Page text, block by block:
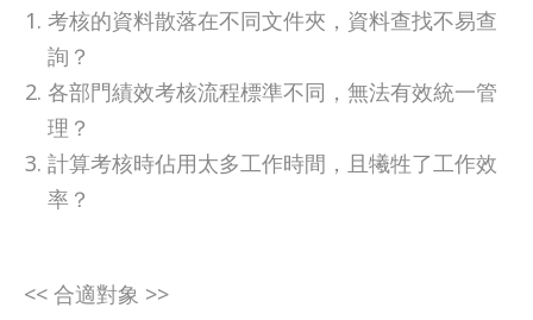
考核的資料散落在不同文件夾，資料查找不易查
詢？
各部門績效考核流程標準不同，無法有效統一管
理？
計算考核時佔用太多工作時間，且犧牲了工作效
率？
<< 合適對象 >>